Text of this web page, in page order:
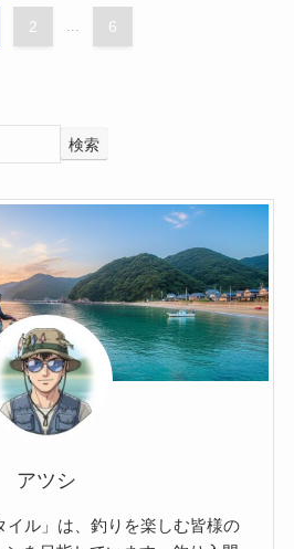
2 ... 6
検索
アツシ
イル」は、釣りを楽しむ皆様の